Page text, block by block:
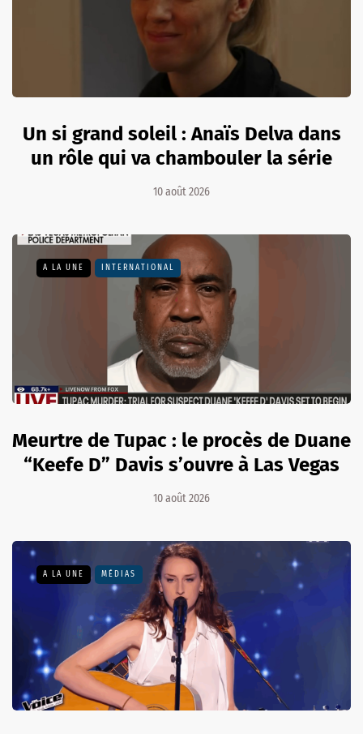
Un si grand soleil : Anaïs Delva dans
un rôle qui va chambouler la série
10 août 2026
A LA UNE INTERNATIONAL
Meurtre de Tupac : le procès de Duane
“Keefe D” Davis s’ouvre à Las Vegas
10 août 2026
A LA UNE MÉDIAS